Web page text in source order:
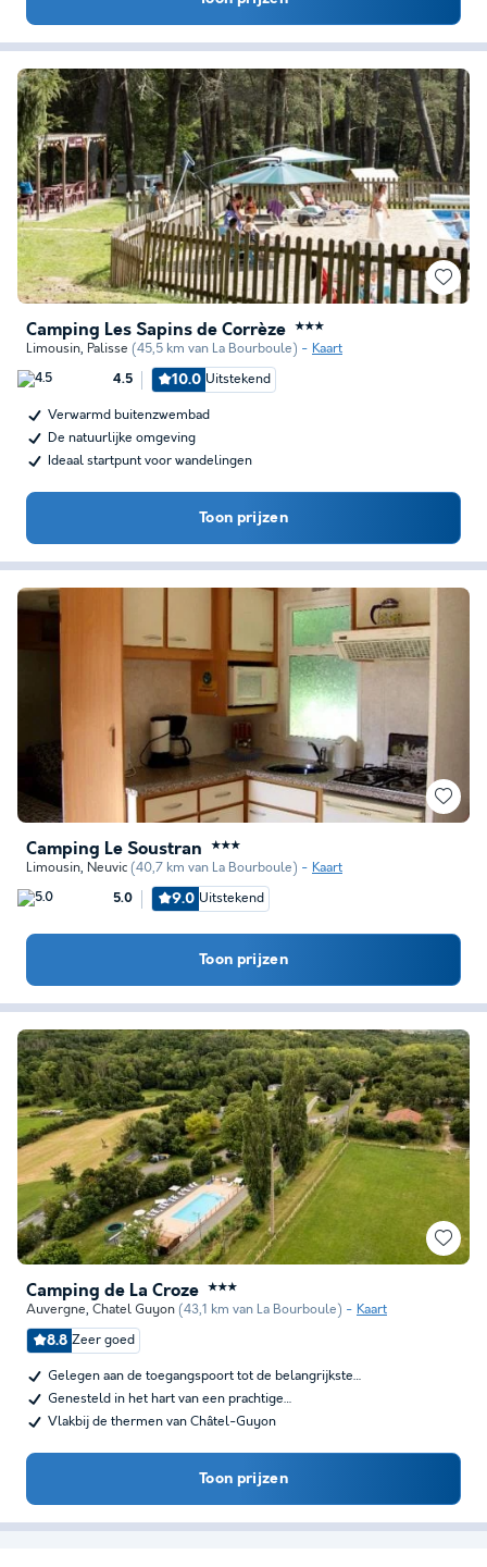
Camping Les Sapins de Corrèze ★★★
Limousin, Palisse (45,5 km van La Bourboule) Kaart
4.5 10.0 Uitstekend
Verwarmd buitenzwembad
De natuurlijke omgeving
Ideaal startpunt voor wandelingen
Toon prijzen
Camping Le Soustran ★★★
Limousin, Neuvic (40,7 km van La Bourboule) Kaart
5.0 9.0 Uitstekend
Toon prijzen
Camping de La Croze ★★★
Auvergne, Chatel Guyon (43,1 km van La Bourboule) Kaart
8.8 Zeer goed
Gelegen aan de toegangspoort tot de belangrijkste…
Genesteld in het hart van een prachtige…
Vlakbij de thermen van Châtel-Guyon
Toon prijzen